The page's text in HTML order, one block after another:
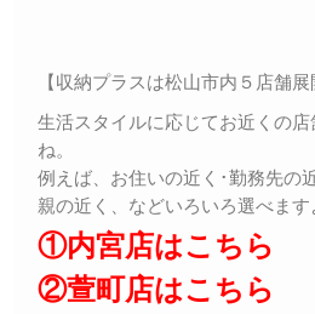
【収納プラスは松山市内５店舗展
生活スタイルに応じてお近くの
ね。
例えば、お住いの近く･勤務先の
親の近く、などいろいろ選べます
①内宮店はこちら
②萱町店はこちら